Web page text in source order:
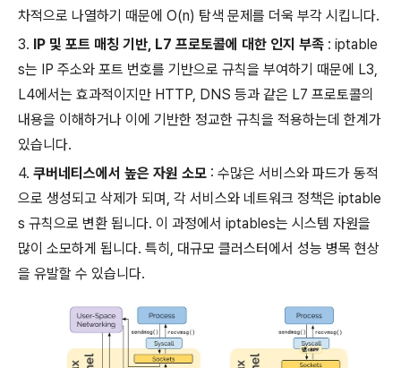
차적으로 나열하기 때문에 O(n) 탐색 문제를 더욱 부각 시킵니다.
3. IP 및 포트 매칭 기반, L7 프로토콜에 대한 인지 부족 : iptable
s는 IP 주소와 포트 번호를 기반으로 규칙을 부여하기 때문에 L3,
L4에서는 효과적이지만 HTTP, DNS 등과 같은 L7 프로토콜의
내용을 이해하거나 이에 기반한 정교한 규칙을 적용하는데 한계가
있습니다.
4. 쿠버네티스에서 높은 자원 소모 : 수많은 서비스와 파드가 동적
으로 생성되고 삭제가 되며, 각 서비스와 네트워크 정책은 iptable
s 규칙으로 변환 됩니다. 이 과정에서 iptables는 시스템 자원을
많이 소모하게 됩니다. 특히, 대규모 클러스터에서 성능 병목 현상
을 유발할 수 있습니다.